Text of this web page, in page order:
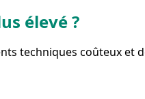
élevé ?
techniques coûteux et